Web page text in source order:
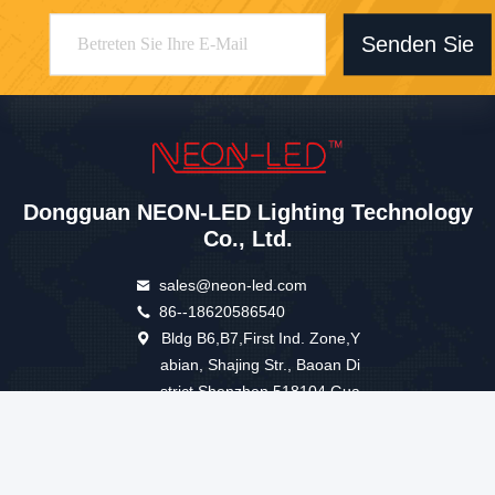
Senden Sie
Dongguan NEON-LED Lighting Technology
Co., Ltd.
sales@neon-led.com
86--18620586540
Bldg B6,B7,First Ind. Zone,Y
abian, Shajing Str., Baoan Di
strict,Shenzhen.518104 Gua